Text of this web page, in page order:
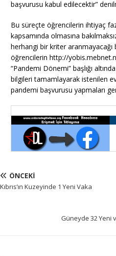
başvurusu kabul edilecektir”
Bu süreçte öğrencilerin ihtiyaç
kapsamında olmasına
herhangi bir kriter aranmayacağı
öğrencilerin http://
“Pandemi Dönemi” başlığı
bilgileri tamamlayarak istenilen
pandemi başvurusu yapmaları
ÖNCEKI
Kıbrıs’ın Kuzeyinde 1 Yeni Vaka
Güneyde 32 Yeni